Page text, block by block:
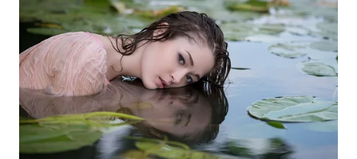
WN
PURWAKARTA
WN
PRIANGAN
TIMUR